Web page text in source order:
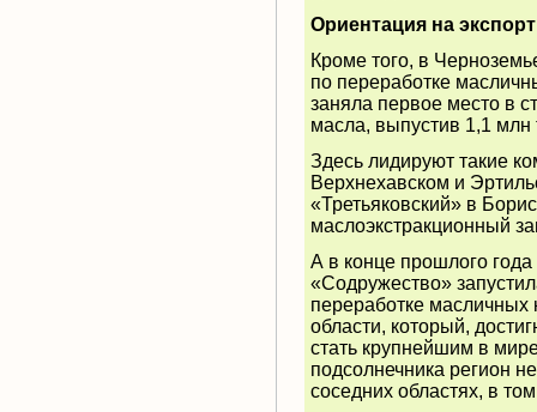
Ориентация на экспорт
Кроме того, в
по переработке
заняла первое место в
масла, выпустив 1,1 млн
Здесь лидируют такие
Верхнехавском и
«Третьяковский» в
маслоэкстракционный
А в конце прошлого года
«Содружество»
переработке масличных
области, который,
стать крупнейшим в
подсолнечника регион
соседних областях, в